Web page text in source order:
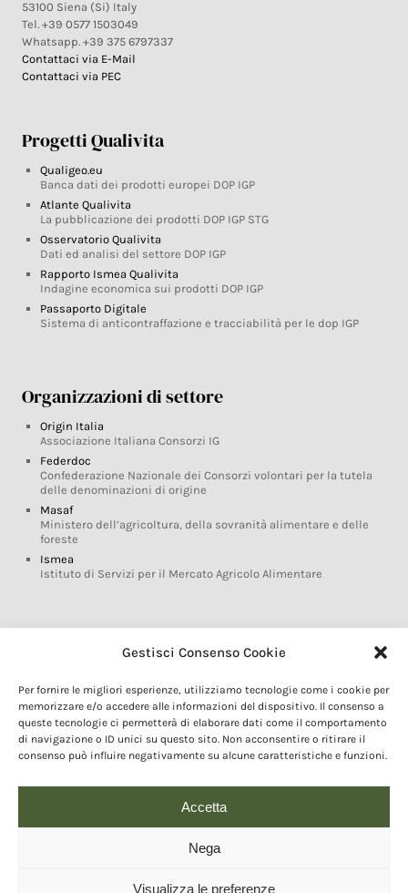
Gestisci Consenso Cookie
Per fornire le migliori esperienze, utilizziamo tecnologie come i cookie per
memorizzare e/o accedere alle informazioni del dispositivo. Il consenso a
queste tecnologie ci permetterà di elaborare dati come il comportamento
di navigazione o ID unici su questo sito. Non acconsentire o ritirare il
consenso può influire negativamente su alcune caratteristiche e funzioni.
Accetta
Nega
Visualizza le preferenze
53100 Siena (Si) Italy
Tel. +39 0577 1503049
Whatsapp. +39 375 6797337
Contattaci via E-Mail
Contattaci via PEC
Progetti Qualivita
Qualigeo.eu
Banca dati dei prodotti europei DOP IGP
Atlante Qualivita
La pubblicazione dei prodotti DOP IGP STG
Osservatorio Qualivita
Dati ed analisi del settore DOP IGP
Rapporto Ismea Qualivita
Indagine economica sui prodotti DOP IGP
Passaporto Digitale
Sistema di anticontraffazione e tracciabilità per le dop IGP
Organizzazioni di settore
Origin Italia
Associazione Italiana Consorzi IG
Federdoc
Confederazione Nazionale dei Consorzi volontari per la tutela
delle denominazioni di origine
Masaf
Ministero dell’agricoltura, della sovranità alimentare e delle
foreste
Ismea
Istituto di Servizi per il Mercato Agricolo Alimentare
Glossario DOP IGP
Marchi DOP IGP
Normativa prodotti DOP IGP
Consorzi di Tutela
Farm To Fork e prodotti DOP IGP